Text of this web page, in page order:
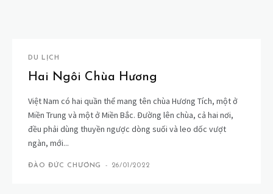
DU LỊCH
Hai Ngôi Chùa Hương
Việt Nam có hai quần thể mang tên chùa Hương Tích, một ở
Miền Trung và một ở Miền Bắc. Đường lên chùa, cả hai nơi,
đều phải dùng thuyền ngược dòng suối và leo dốc vượt
ngàn, mới...
ĐÀO ĐỨC CHƯƠNG - 26/01/2022